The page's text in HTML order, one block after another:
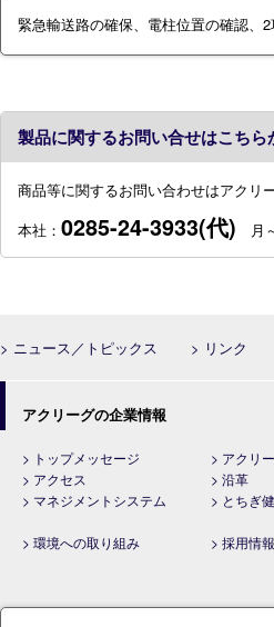
緊急輸送路の確保、電柱位置の確認、
製品に関するお問い合せはこちら
商品等に関するお問い合わせはアクリ
本社： 0285-24-3933(代) 月
> ニュース／トピックス > リンク
アクリーグの企業情報
> トップメッセージ > アクリ
> アクセス
> 沿革
> マネジメントシステム
> とちぎ
> 環境への取り組み
> 採用情報